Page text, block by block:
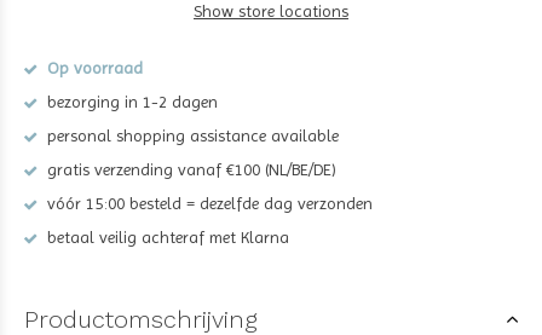
Show store locations
Op voorraad
bezorging in 1-2 dagen
personal shopping assistance available
gratis verzending vanaf €100 (NL/BE/DE)
vóór 15:00 besteld = dezelfde dag verzonden
betaal veilig achteraf met Klarna
Productomschrijving